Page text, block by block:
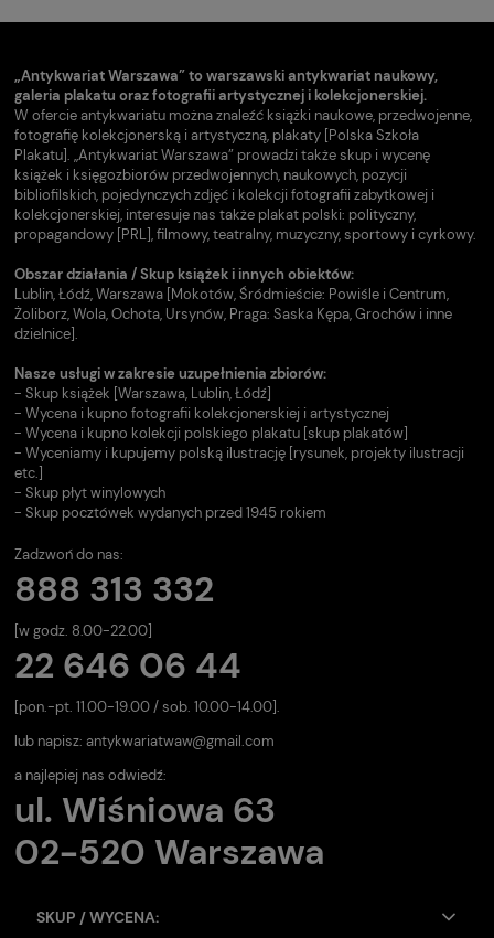
„Antykwariat Warszawa” to warszawski antykwariat naukowy,
galeria plakatu oraz fotografii artystycznej i kolekcjonerskiej.
W ofercie antykwariatu można znaleźć książki naukowe, przedwojenne,
fotografię kolekcjonerską i artystyczną, plakaty [Polska Szkoła
Plakatu]. „Antykwariat Warszawa” prowadzi także skup i wycenę
książek i księgozbiorów przedwojennych, naukowych, pozycji
bibliofilskich, pojedynczych zdjęć i kolekcji fotografii zabytkowej i
kolekcjonerskiej, interesuje nas także plakat polski: polityczny,
propagandowy [PRL], filmowy, teatralny, muzyczny, sportowy i cyrkowy.
Obszar działania / Skup książek i innych obiektów:
Lublin, Łódź, Warszawa [Mokotów, Śródmieście: Powiśle i Centrum,
Żoliborz, Wola, Ochota, Ursynów, Praga: Saska Kępa, Grochów i inne
dzielnice].
Nasze usługi w zakresie uzupełnienia zbiorów:
- Skup książek [Warszawa, Lublin, Łódź]
- Wycena i kupno fotografii kolekcjonerskiej i artystycznej
- Wycena i kupno kolekcji polskiego plakatu [skup plakatów]
- Wyceniamy i kupujemy polską ilustrację [rysunek, projekty ilustracji
etc.]
- Skup płyt winylowych
- Skup pocztówek wydanych przed 1945 rokiem
Zadzwoń do nas:
888 313 332
[w godz. 8.00-22.00]
22 646 06 44
[pon.-pt. 11.00-19.00 / sob. 10.00-14.00].
lub napisz: antykwariatwaw@gmail.com
a najlepiej nas odwiedź:
ul. Wiśniowa 63
02-520 Warszawa
SKUP / WYCENA: